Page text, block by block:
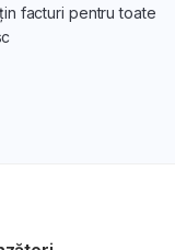
facturi pentru toate